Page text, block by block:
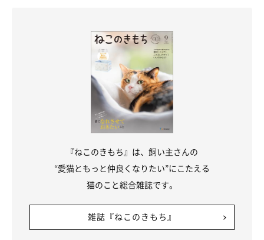
答えはA、B、C／獲物と思い込んで 興奮や不満で葛藤中
「ケケケ」などと鳴く場合が多いですが、歯を鳴らすのも「クラ
ッキング」と同じ。Ａのように光を獲物と思い、Ｂの気持ちであ
りつつ、捕まえたいけど無理なのでＣの気持ちにも。
『ねこのきもち』は、飼い主さんの
“愛猫ともっと仲良くなりたい”にこたえる
猫のこと総合雑誌です。
雑誌『ねこのきもち』